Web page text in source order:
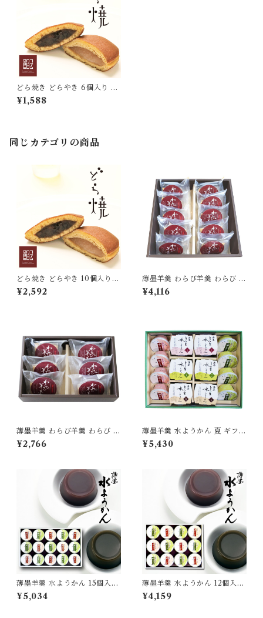
どら焼き どらやき 6個入り 和
菓子 お菓子 小豆 あずき 白餡
白あん [yokan-dy-set06]
¥1,588
同じカテゴリの商品
どら焼き どらやき 10個入り
和菓子 お菓子 小豆 あずき 白
餡 白あん [yokan-dy-set10]
¥2,592
薄墨羊羹 わらび羊羹 わらび 1
0個入り セット 羊羹 ようかん
詰合せ 和菓子 スイーツ 食品
¥4,116
薄墨羊羹 わらび羊羹 わらび 6
個入り セット 羊羹 ようかん
詰合せ 和菓子 スイーツ 食品
¥2,766
薄墨羊羹 水ようかん 夏 ギフト
セット 季節限定 期間限定 ギフ
ト 贈り物 贈答品 御中元 お土
¥5,430
薄墨羊羹 水ようかん 15個入り
水羊羹 和菓子 お菓子 高級 詰
合せ セット ギフト 贈り物 贈
¥5,034
薄墨羊羹 水ようかん 12個入り
水羊羹 和菓子 お菓子 高級 詰
合せ セット ギフト 贈り物 贈
¥4,159